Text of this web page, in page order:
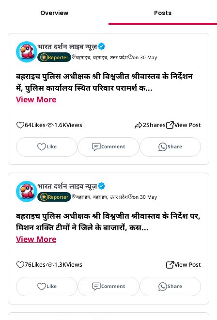
Overview Posts
भारत दर्शन लाइव न्यूज़
Reporter बहराइच, बहराइच, उत्तर प्रदेश on 30 May
बहराइच पुलिस अधीक्षक श्री विश्वजीत श्रीवास्तव के निर्देशन
में, पुलिस कार्यालय स्थित परिवार परामर्श क...
View More
64Likes 1.6KViews 2Shares View Post
Like Comment Share
भारत दर्शन लाइव न्यूज़
Reporter बहराइच, बहराइच, उत्तर प्रदेश on 30 May
बहराइच पुलिस अधीक्षक श्री विश्वजीत श्रीवास्तव के निर्देश पर,
मिशन शक्ति टीमों ने जिले के बाजारों, कस...
View More
76Likes 1.3KViews View Post
Like Comment Share